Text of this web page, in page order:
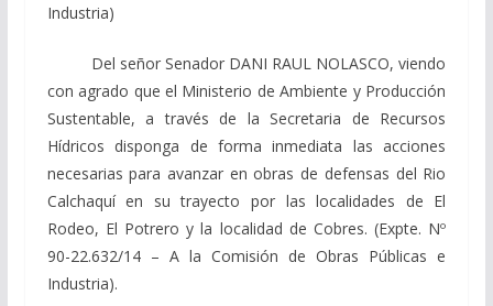
Industria)
Del señor Senador DANI RAUL NOLASCO, viendo
con agrado que el Ministerio de Ambiente y Producción
Sustentable, a través de la Secretaria de Recursos
Hídricos disponga de forma inmediata las acciones
necesarias para avanzar en obras de defensas del Rio
Calchaquí en su trayecto por las localidades de El
Rodeo, El Potrero y la localidad de Cobres. (Expte. Nº
90-22.632/14 – A la Comisión de Obras Públicas e
Industria).